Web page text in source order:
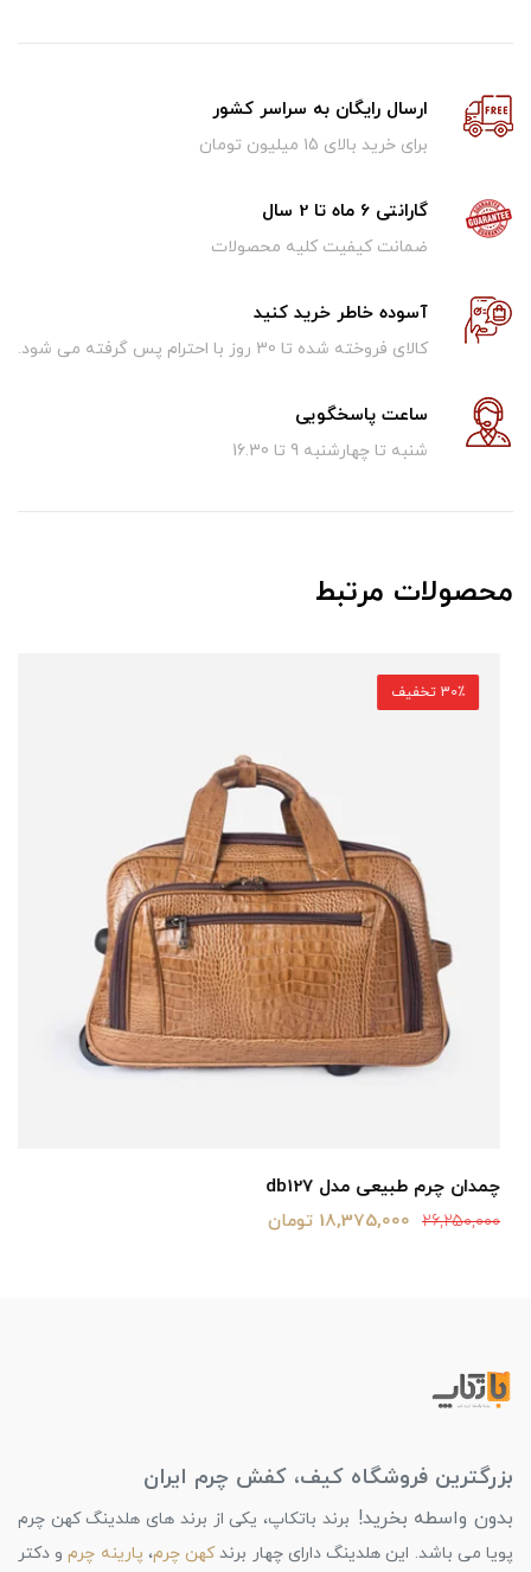
ارسال رایگان به سراسر کشور
برای خرید بالای ۱5 میلیون تومان
گارانتی 6 ماه تا 2 سال
ضمانت کیفیت کلیه محصولات
آسوده خاطر خرید کنید
کالای فروخته شده تا 30 روز با احترام پس گرفته می شود.
ساعت پاسخگویی
شنبه تا چهارشنبه 9 تا 16.30
محصولات مرتبط
چمدان چرم طبیعی مدل db127
26,250,000 18,375,000 تومان
30٪ تخفیف
بزرگترین فروشگاه کیف، کفش چرم ایران
بدون واسطه بخرید! برند باتکاپ، یکی از برند های هلدینگ کهن چرم
پویا می باشد. این هلدینگ دارای چهار برندکهن چرم، پارینه چرمو دکتر